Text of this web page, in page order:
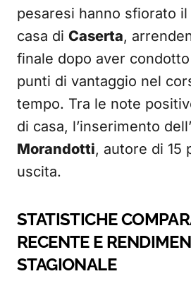
pesaresi hanno sfiorato
casa di Caserta,
finale dopo aver
punti di vantaggio nel
tempo. Tra le note
di casa, l’inserimento
Morandotti, autore di 15
uscita.
STATISTICHE
RECENTE E
STAGIONALE